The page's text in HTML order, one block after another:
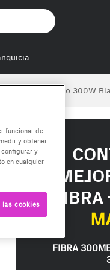
Batidora de mano 300W
FIBRA
funcionar de
y obtener
y
en cualquier
cookies